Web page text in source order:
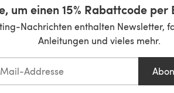
um einen 15% Rabattcode
Nachrichten enthalten Newsletter,
Anleitungen und vieles mehr.